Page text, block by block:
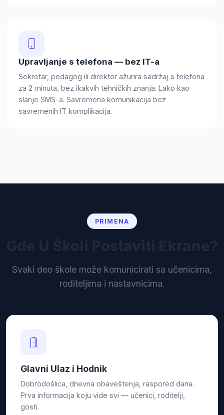
Upravljanje s telefona — bez IT-a
Sekretar, pedagog ili direktor ažurira sadržaj s telefona
za 2 minuta, bez ikakvih tehničkih znanja. Lako kao
slanje SMS-a. Savremena komunikacija bez
savremenih IT komplikacija.
PRIMENA
Svaki deo škole može komunicirati sa učenicima,
roditeljima i nastavnicima.
Glavni Ulaz i Hodnik
Dobrodošlica, dnevna obaveštenja, raspored dana.
Prva informacija koju vide svi — učenici, roditelji,
gosti.